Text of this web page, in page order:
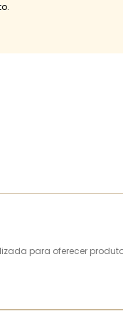
para oferecer